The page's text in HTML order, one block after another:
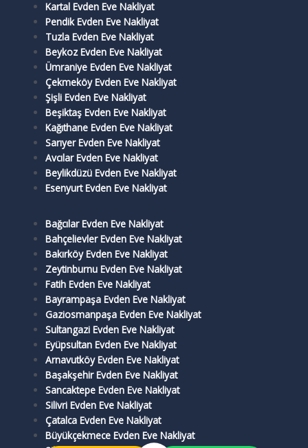
Kartal Evden Eve Nakliyat
Pendik Evden Eve Nakliyat
Tuzla Evden Eve Nakliyat
Beykoz Evden Eve Nakliyat
Ümraniye Evden Eve Nakliyat
Çekmeköy Evden Eve Nakliyat
Şişli Evden Eve Nakliyat
Beşiktaş Evden Eve Nakliyat
Kağıthane Evden Eve Nakliyat
Sarıyer Evden Eve Nakliyat
Avcılar Evden Eve Nakliyat
Beylikdüzü Evden Eve Nakliyat
Esenyurt Evden Eve Nakliyat
Bağcılar Evden Eve Nakliyat
Bahçelievler Evden Eve Nakliyat
Bakırköy Evden Eve Nakliyat
Zeytinburnu Evden Eve Nakliyat
Fatih Evden Eve Nakliyat
Bayrampaşa Evden Eve Nakliyat
Gaziosmanpaşa Evden Eve Nakliyat
Sultangazi Evden Eve Nakliyat
Eyüpsultan Evden Eve Nakliyat
Arnavutköy Evden Eve Nakliyat
Başakşehir Evden Eve Nakliyat
Sancaktepe Evden Eve Nakliyat
Silivri Evden Eve Nakliyat
Çatalca Evden Eve Nakliyat
Büyükçekmece Evden Eve Nakliyat